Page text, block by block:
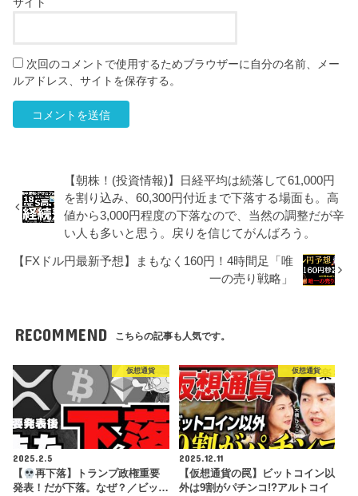
次回のコメントで使用するためブラウザーに自分の名前、メー
ルアドレス、サイトを保存する。
【朝株！(投資情報)】日経平均は続落して61,000円
を割り込み、60,300円付近まで下落する場面も。高
値から3,000円程度の下落なので、当然の調整だが辛
い人も多いと思う。戻りを信じてがんばろう。
【FXドル円最新予想】まもなく160円！4時間足「唯
一の売り戦略」
RECOMMEND こちらの記事も人気です。
仮想通貨
2025.2.5
【
再下落】トランプ政権重要
発表！だが下落。なぜ？／ビッ…
仮想通貨
2025.12.11
【仮想通貨の罠】ビットコイン以
外は9割がパチンコ!?アルトコイ